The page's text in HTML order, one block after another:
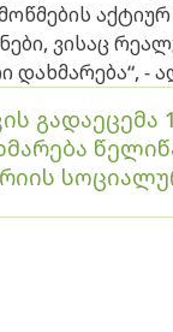
აქტიურ
ვისაც
დახმარება“, -